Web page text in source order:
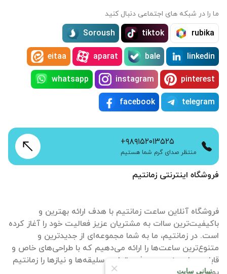
فروشگاه اینترنتی زمانتیم
فروشگاه آنلاین ساعت زمانتیم با هدف ارائه بهترین و
باکیفیت‌ترین ساات‌ به مشتریان عزیز فعالیت خود را آغاز کرده
است. در زمانتیم، ما به شما مجموعه‌ای از جدیدترین و
متنوع‌ترین ساعت‌ها را ارائه می‌دهیم که با طراحی‌های خاص و
قابلیت‌های منحصر به فرد، تمامی سلیقه‌ها و نیازها را زمانتیم
ما را در شبکه های اجتماعی دنبال کنید
rubika
tiktok
Soroush
linkedin
bale
aparat
eitaa
pinterest
instagram
whatsapp
telegram
facebook
+۹۸۹۱۵۲۰۱۳۵۲۵
منتظر صدای گرم شما هستیم